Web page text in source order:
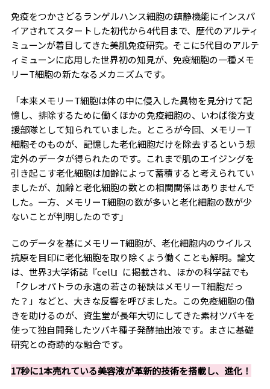
免疫をつかさどるランゲルハンス細胞の鎮静機能にインスパ
イアされてスタートした初代から4代目まで、歴代のアルティ
ミューンが着目してきた美肌免疫研究。そこに5代目のアルテ
ィミューンに応用した世界初の知見が、免疫細胞の一種メモ
リーT細胞の新たなるメカニズムです。
「本来メモリーT細胞は体の中に侵入した異物を見分けて記
憶し、排除するために働くほかの免疫細胞の、いわば後方支
援部隊として知られていました。ところが今回、メモリーT
細胞そのものが、記憶した老化細胞だけを除去するという想
定外のデータが得られたのです。これまで肌のエイジングを
引き起こす老化細胞は加齢によって蓄積すると考えられてい
ましたが、加齢と老化細胞の数との相関関係はありませんで
した。一方、メモリーT細胞の数が多いと老化細胞の数が少
ないことが判明したのです」
このデータを基にメモリーT細胞が、老化細胞内のウイルス
抗原を目印に老化細胞を取り除くよう働くことも解明。論文
は、世界3大学術誌『cell』に掲載され、ほかの科学誌でも
「クレオパトラの永遠の若さの秘訣はメモリーT細胞だっ
た？」などと、大きな反響を呼びました。この免疫細胞の働
きを助けるのが、資生堂が長年大切にしてきた素材ツバキを
使って独自開発したツバキ種子発酵抽出液です。まさに基礎
研究との奇跡的な融合です。
17秒に1本売れている美容液が革新的技術を搭載し、進化！